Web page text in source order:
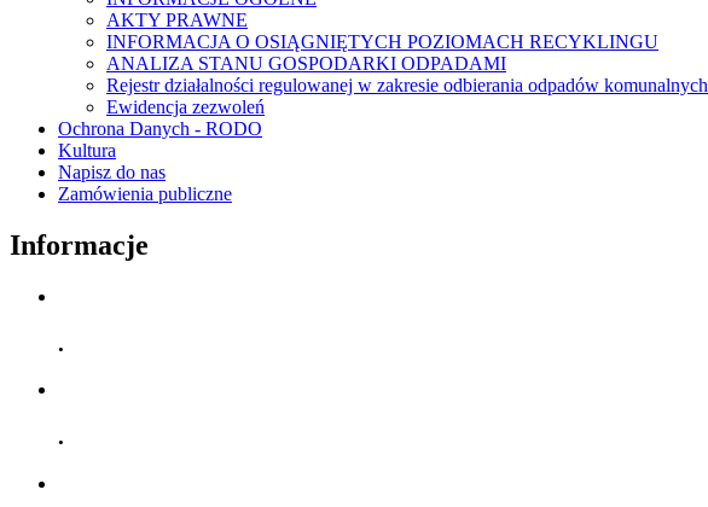
AKTY PRAWNE
INFORMACJA O OSIĄGNIĘTYCH POZIOMACH RECYKLINGU
ANALIZA STANU GOSPODARKI ODPADAMI
Rejestr działalności regulowanej w zakresie odbierania odpadów komunalnych
Ewidencja zezwoleń
Ochrona Danych - RODO
Kultura
Napisz do nas
Zamówienia publiczne
Informacje
.
.